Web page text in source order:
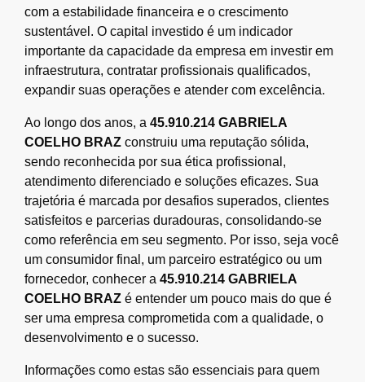
com a estabilidade financeira e o crescimento
sustentável. O capital investido é um indicador
importante da capacidade da empresa em investir em
infraestrutura, contratar profissionais qualificados,
expandir suas operações e atender com excelência.
Ao longo dos anos, a 45.910.214 GABRIELA
COELHO BRAZ construiu uma reputação sólida,
sendo reconhecida por sua ética profissional,
atendimento diferenciado e soluções eficazes. Sua
trajetória é marcada por desafios superados, clientes
satisfeitos e parcerias duradouras, consolidando-se
como referência em seu segmento. Por isso, seja você
um consumidor final, um parceiro estratégico ou um
fornecedor, conhecer a 45.910.214 GABRIELA
COELHO BRAZ é entender um pouco mais do que é
ser uma empresa comprometida com a qualidade, o
desenvolvimento e o sucesso.
Informações como estas são essenciais para quem